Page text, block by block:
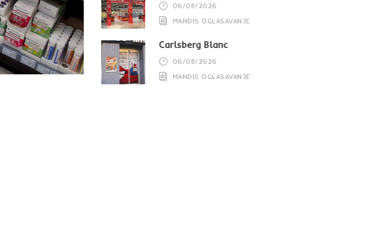
06/08/2026
MANDIS OGLASAVANJE
Carlsberg Blanc
06/08/2026
MANDIS OGLASAVANJE